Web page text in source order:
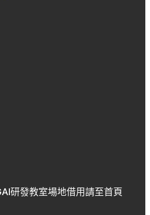
研發教室場地借用請至首頁